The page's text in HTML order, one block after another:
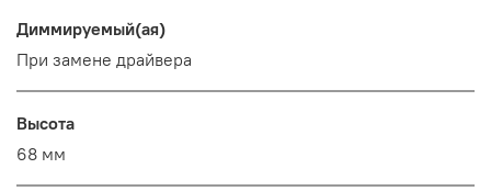
Диммируемый(ая)
При замене драйвера
Высота
68 мм